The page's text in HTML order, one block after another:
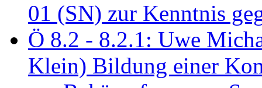
01 (SN) zur Kenntnis
Ö 8.2 - 8.2.1: Uwe
Klein) Bildung einer